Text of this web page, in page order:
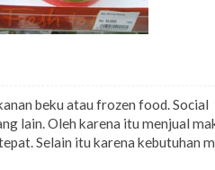
beku atau frozen food. Social
lain. Oleh karena itu menjual
Selain itu karena kebutuhan